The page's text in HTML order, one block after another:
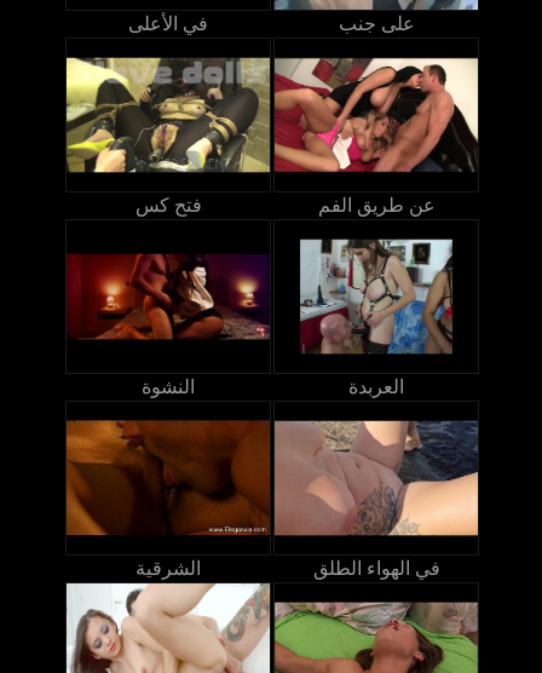
في الأعلى على جنب
فتح كس عن طريق الفم
النشوة العربدة
الشرقية في الهواء الطلق